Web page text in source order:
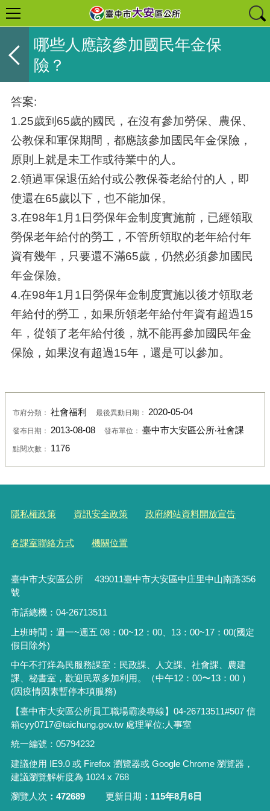
哪些人應該參加國民年金保
險？
答案:
1.25歲到65歲的國民，在沒有參加勞保、農保、
公教保和軍保期間，都應該參加國民年金保險，
原則上就是未工作或待業中的人。
2.領過軍保退伍給付或公教保養老給付的人，即
使還在65歲以下，也不能加保。
3.在98年1月1日勞保年金制度實施前，已經領取
勞保老年給付的勞工，不管所領取的老年給付年
資有幾年，只要還不滿65歲，仍然必須參加國民
年金保險。
4.在98年1月1日勞保年金制度實施以後才領取老
年給付的勞工，如果所領老年給付年資有超過15
年，從領了老年給付後，就不能再參加國民年金
保險，如果沒有超過15年，還是可以參加。
市府分類： 社會福利 最後異動日期： 2020-05-04
發布日期： 2013-08-08 發布單位： 臺中市大安區公所‧社會課
點閱次數： 1176
隱私權政策 資訊安全政策 政府網站資料開放宣告
各課室聯絡方式 機關位置
臺中市大安區公所 439011臺中市大安區中庄里中山南路356
號
市話總機：04-26713511
上班時間：週一~週五 08：00~12：00、13：00~17：00(國定
假日除外)
中午不打烊為民服務課室：民政課、人文課、社會課、農建
課、秘書室，歡迎民眾多加利用。（中午12：00〜13：00 ）
(因疫情因素暫停本項服務)
【臺中市大安區公所員工職場霸凌專線】04-26713511#507 信
箱cyy0717@taichung.gov.tw 處理單位:人事室
統一編號：05794232
建議使用 IE9.0 或 Firefox 瀏覽器或 Google Chrome 瀏覽器，
建議瀏覽解析度為 1024 x 768
瀏覽人次
472689 更新日期 115年8月6日